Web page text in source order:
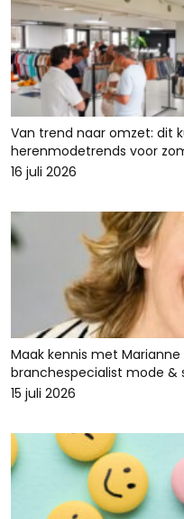
Van trend naar omzet: dit
herenmodetrends voor
16 juli 2026
Maak kennis met
branchespecialist mode &
15 juli 2026